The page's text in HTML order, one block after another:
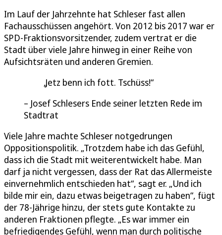
Im Lauf der Jahrzehnte hat Schleser fast allen
Fachausschüssen angehört. Von 2012 bis 2017 war er
SPD-Fraktionsvorsitzender, zudem vertrat er die
Stadt über viele Jahre hinweg in einer Reihe von
Aufsichtsräten und anderen Gremien.
Jetz benn ich fott. Tschüss!
Josef Schlesers Ende seiner letzten Rede im
Stadtrat
Viele Jahre machte Schleser notgedrungen
Oppositionspolitik. „Trotzdem habe ich das Gefühl,
dass ich die Stadt mit weiterentwickelt habe. Man
darf ja nicht vergessen, dass der Rat das Allermeiste
einvernehmlich entschieden hat“, sagt er. „Und ich
bilde mir ein, dazu etwas beigetragen zu haben“, fügt
der 78-Jährige hinzu, der stets gute Kontakte zu
anderen Fraktionen pflegte. „Es war immer ein
befriedigendes Gefühl, wenn man durch politische